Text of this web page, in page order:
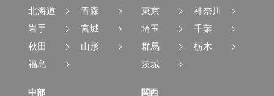
北海道
青森
岩手
宮城
秋田
山形
福島
東京
神奈川
埼玉
千葉
群馬
栃木
茨城
中部 関西